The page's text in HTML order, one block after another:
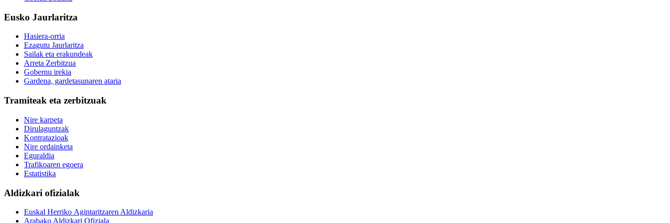
Eusko Jaurlaritza
Hasiera-orria
Ezagutu Jaurlaritza
Sailak eta erakundeak
Arreta Zerbitzua
Gobernu irekia
Gardena, gardetasunaren ataria
Tramiteak eta zerbitzuak
Nire karpeta
Dirulaguntzak
Kontratazioak
Nire ordainketa
Eguraldia
Trafikoaren egoera
Estatistika
Aldizkari ofizialak
Euskal Herriko Agintaritzaren Aldizkaria
Arabako Aldizkari Ofiziala